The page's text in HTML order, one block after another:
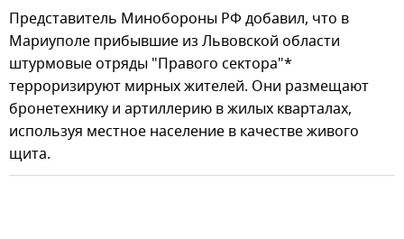
Представитель Минобороны РФ добавил, что в
Мариуполе прибывшие из Львовской области
штурмовые отряды "Правого сектора"*
терроризируют мирных жителей. Они размещают
бронетехнику и артиллерию в жилых кварталах,
используя местное население в качестве живого
щита.